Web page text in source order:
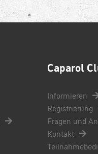
Caparol
Informieren
Registrierung
Fragen und
Kontakt